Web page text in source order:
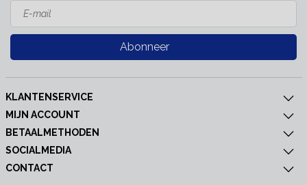
Abonneer
KLANTENSERVICE
MIJN ACCOUNT
BETAALMETHODEN
SOCIALMEDIA
CONTACT